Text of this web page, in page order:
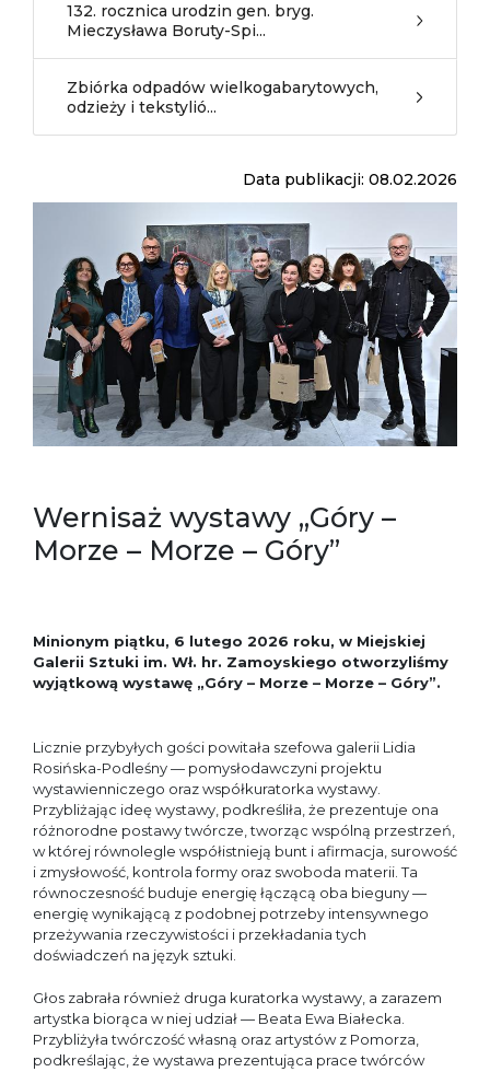
132. rocznica urodzin gen. bryg.
Mieczysława Boruty-Spi...
Zbiórka odpadów wielkogabarytowych,
odzieży i tekstylió...
Data publikacji: 08.02.2026
​Wernisaż wystawy „Góry –
Morze – Morze – Góry”​
Minionym piątku, 6 lutego 2026 roku, w Miejskiej
Galerii Sztuki im. Wł. hr. Zamoyskiego otworzyliśmy
wyjątkową wystawę „Góry – Morze – Morze – Góry”.
Licznie przybyłych gości powitała szefowa galerii Lidia
Rosińska-Podleśny — pomysłodawczyni projektu
wystawienniczego oraz współkuratorka wystawy.
Przybliżając ideę wystawy, podkreśliła, że prezentuje ona
różnorodne postawy twórcze, tworząc wspólną przestrzeń,
w której równolegle współistnieją bunt i afirmacja, surowość
i zmysłowość, kontrola formy oraz swoboda materii. Ta
równoczesność buduje energię łączącą oba bieguny —
energię wynikającą z podobnej potrzeby intensywnego
przeżywania rzeczywistości i przekładania tych
doświadczeń na język sztuki.
Głos zabrała również druga kuratorka wystawy, a zarazem
artystka biorąca w niej udział — Beata Ewa Białecka.
Przybliżyła twórczość własną oraz artystów z Pomorza,
podkreślając, że wystawa prezentująca prace twórców